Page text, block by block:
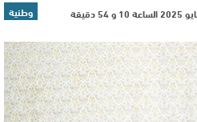
وطنية